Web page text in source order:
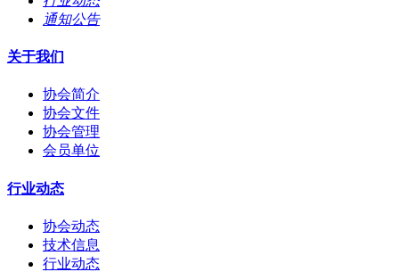
通知公告
关于我们
协会简介
协会文件
协会管理
会员单位
行业动态
协会动态
技术信息
行业动态